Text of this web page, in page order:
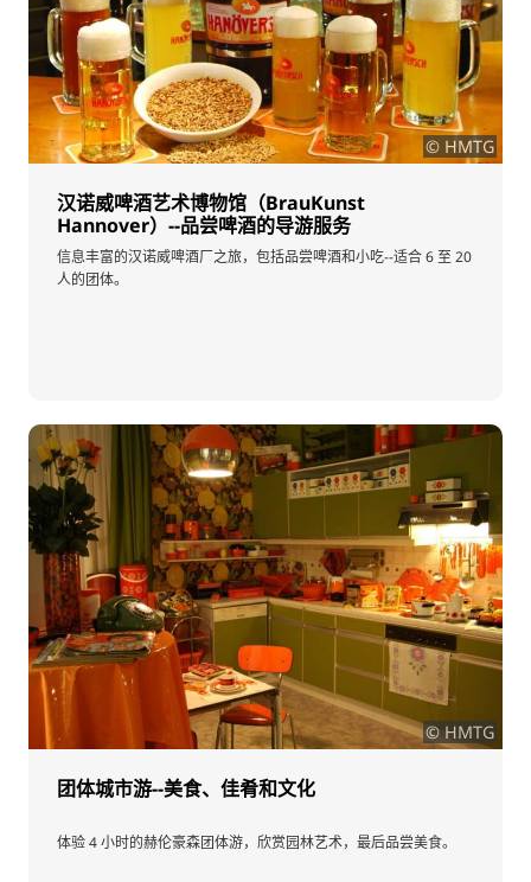
© HMTG
汉诺威啤酒艺术博物馆（BrauKunst
Hannover）--品尝啤酒的导游服务
信息丰富的汉诺威啤酒厂之旅，包括品尝啤酒和小吃--适合 6 至 20
人的团体。
© HMTG
团体城市游--美食、佳肴和文化
体验 4 小时的赫伦豪森团体游，欣赏园林艺术，最后品尝美食。